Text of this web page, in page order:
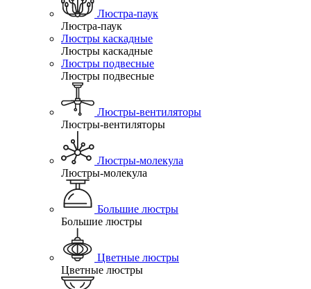
Люстра-паук
Люстра-паук
Люстры каскадные
Люстры каскадные
Люстры подвесные
Люстры подвесные
Люстры-вентиляторы
Люстры-вентиляторы
Люстры-молекула
Люстры-молекула
Большие люстры
Большие люстры
Цветные люстры
Цветные люстры